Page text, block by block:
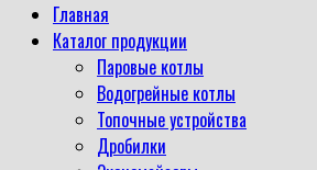
Главная
Каталог продукции
Паровые котлы
Водогрейные котлы
Топочные устройства
Дробилки